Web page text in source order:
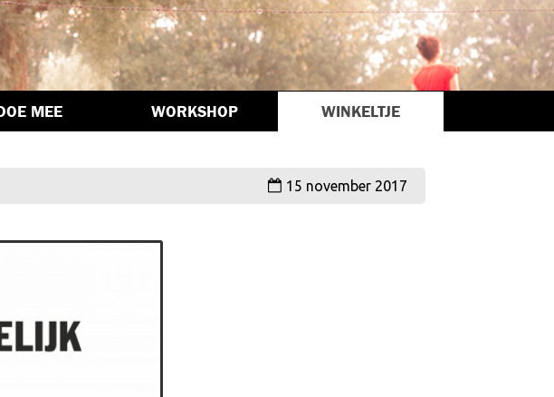
MEE WORKSHOP WINKELTJE
15 november 2017